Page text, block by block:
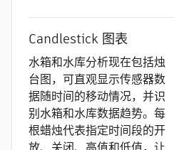
Candlestick 图表
水箱和水库分析现在包括烛
台图，可直观显示传感器数
据随时间的移动情况，并识
别水箱和水库数据趋势。每
根蜡烛代表指定时间段的开